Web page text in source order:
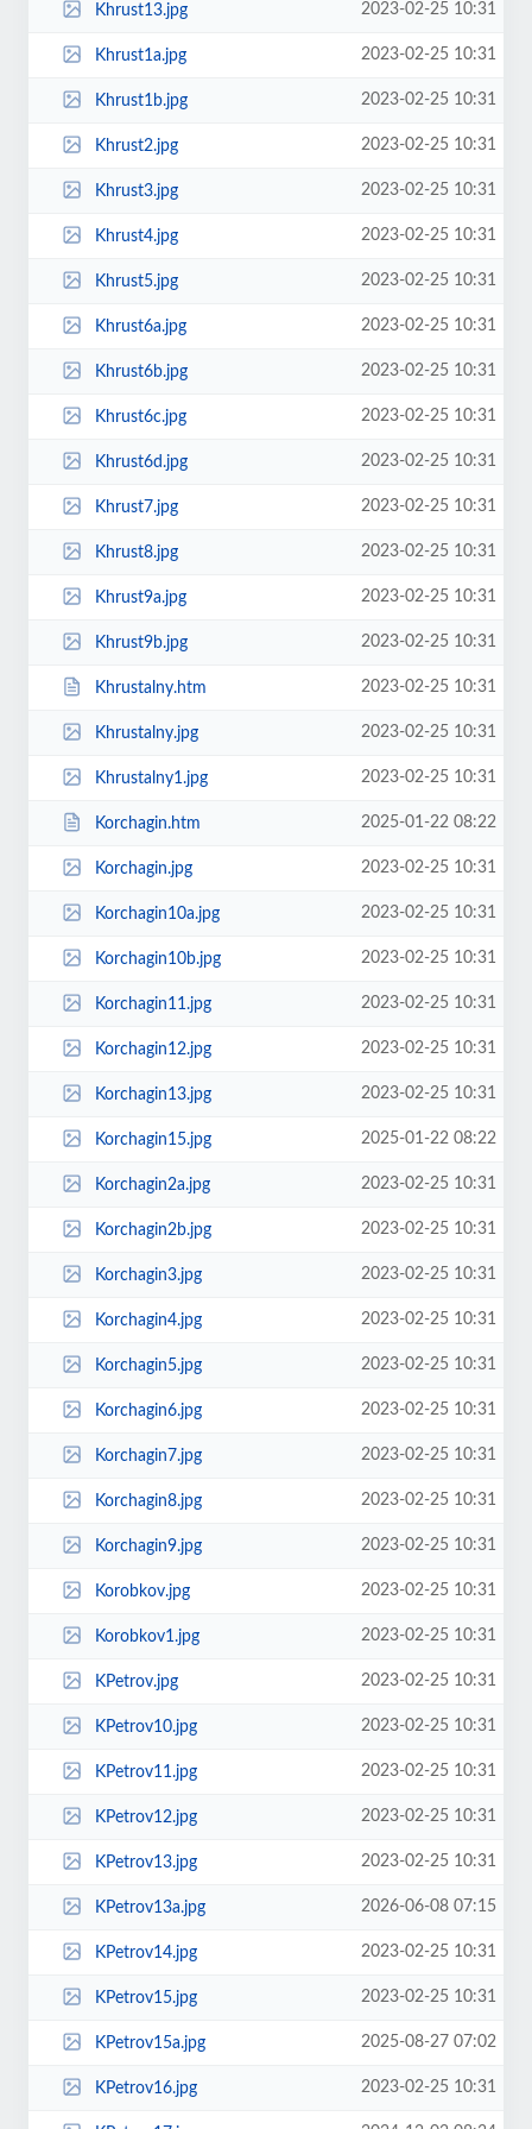
Khrust13.jpg 2023-02-25 10:31
Khrust1a.jpg 2023-02-25 10:31
Khrust1b.jpg 2023-02-25 10:31
Khrust2.jpg 2023-02-25 10:31
Khrust3.jpg 2023-02-25 10:31
Khrust4.jpg 2023-02-25 10:31
Khrust5.jpg 2023-02-25 10:31
Khrust6a.jpg 2023-02-25 10:31
Khrust6b.jpg 2023-02-25 10:31
Khrust6c.jpg 2023-02-25 10:31
Khrust6d.jpg 2023-02-25 10:31
Khrust7.jpg 2023-02-25 10:31
Khrust8.jpg 2023-02-25 10:31
Khrust9a.jpg 2023-02-25 10:31
Khrust9b.jpg 2023-02-25 10:31
Khrustalny.htm 2023-02-25 10:31
Khrustalny.jpg 2023-02-25 10:31
Khrustalny1.jpg 2023-02-25 10:31
Korchagin.htm 2025-01-22 08:22
Korchagin.jpg 2023-02-25 10:31
Korchagin10a.jpg 2023-02-25 10:31
Korchagin10b.jpg 2023-02-25 10:31
Korchagin11.jpg 2023-02-25 10:31
Korchagin12.jpg 2023-02-25 10:31
Korchagin13.jpg 2023-02-25 10:31
Korchagin15.jpg 2025-01-22 08:22
Korchagin2a.jpg 2023-02-25 10:31
Korchagin2b.jpg 2023-02-25 10:31
Korchagin3.jpg 2023-02-25 10:31
Korchagin4.jpg 2023-02-25 10:31
Korchagin5.jpg 2023-02-25 10:31
Korchagin6.jpg 2023-02-25 10:31
Korchagin7.jpg 2023-02-25 10:31
Korchagin8.jpg 2023-02-25 10:31
Korchagin9.jpg 2023-02-25 10:31
Korobkov.jpg 2023-02-25 10:31
Korobkov1.jpg 2023-02-25 10:31
KPetrov.jpg 2023-02-25 10:31
KPetrov10.jpg 2023-02-25 10:31
KPetrov11.jpg 2023-02-25 10:31
KPetrov12.jpg 2023-02-25 10:31
KPetrov13.jpg 2023-02-25 10:31
KPetrov13a.jpg 2026-06-08 07:15
KPetrov14.jpg 2023-02-25 10:31
KPetrov15.jpg 2023-02-25 10:31
KPetrov15a.jpg 2025-08-27 07:02
KPetrov16.jpg 2023-02-25 10:31